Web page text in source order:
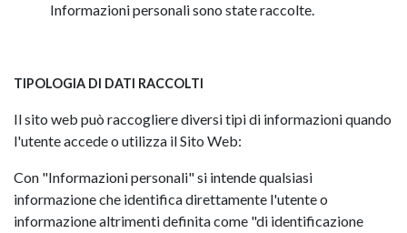
Informazioni personali sono state raccolte.
TIPOLOGIA DI DATI RACCOLTI
Il sito web può raccogliere diversi tipi di informazioni quando
l'utente accede o utilizza il Sito Web:
Con "Informazioni personali" si intende qualsiasi
informazione che identifica direttamente l'utente o
informazione altrimenti definita come "di identificazione